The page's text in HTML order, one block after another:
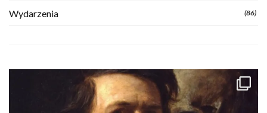
Wydarzenia (86)